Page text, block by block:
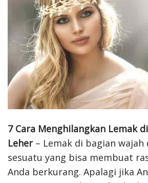
7 Cara Menghilangkan Lemak
Leher– Lemak di bagian wajah
sesuatu yang bisa membuat
Anda berkurang. Apalagi jika